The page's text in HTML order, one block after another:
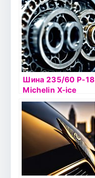
Шина 235/60 Р-18
Michelin X-ice
North 2 107T шип